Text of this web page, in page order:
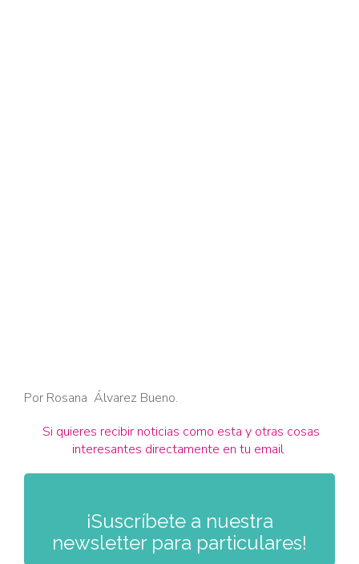
Por Rosana Álvarez Bueno.
Si quieres recibir noticias como esta y otras cosas
interesantes directamente en tu email
¡Suscríbete a nuestra
newsletter para particulares!